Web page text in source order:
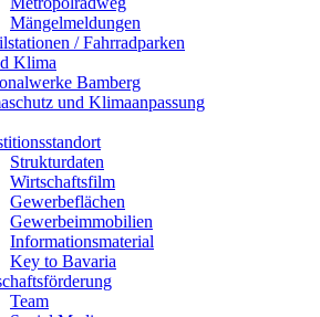
Mängelmeldungen
/ Fahrradparken
Klima
Bamberg
und Klimaanpassung
Strukturdaten
Wirtschaftsfilm
Gewerbeflächen
Gewerbeimmobilien
Informationsmaterial
Key to Bavaria
Team